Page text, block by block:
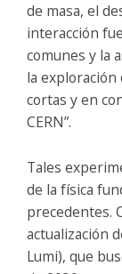
de masa, el
interacción
comunes y la
la exploración
cortas y en
CERN”.
Tales
de la física
precedentes.
actualización
Lumi), que